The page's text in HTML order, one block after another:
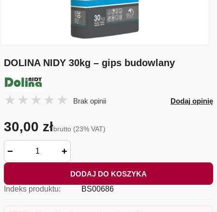
DOLINA NIDY 30kg – gips budowlany
Brak opinii Dodaj opinię
30,00 złbrutto (23% VAT)
− +
DODAJ DO KOSZYKA
Indeks produktu:
BS00686